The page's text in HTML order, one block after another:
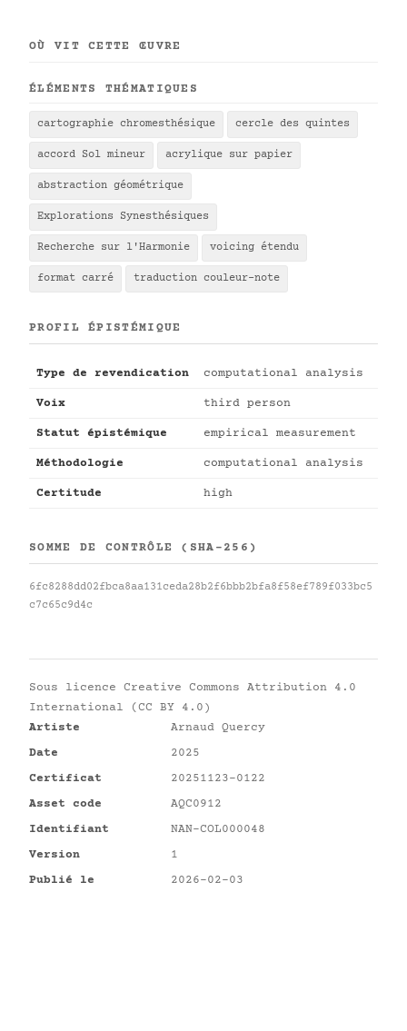
OÙ VIT CETTE ŒUVRE
ÉLÉMENTS THÉMATIQUES
cartographie chromesthésique cercle des quintes
accord Sol mineur acrylique sur papier
abstraction géométrique
Explorations Synesthésiques
Recherche sur l'Harmonie voicing étendu
format carré traduction couleur-note
PROFIL ÉPISTÉMIQUE
Type de revendication computational analysis
Voix third person
Statut épistémique empirical measurement
Méthodologie computational analysis
Certitude high
SOMME DE CONTRÔLE (SHA-256)
6fc8288dd02fbca8aa131ceda28b2f6bbb2bfa8f58ef789f033bc5
c7c65c9d4c
Sous licence Creative Commons Attribution 4.0
International (CC BY 4.0)
Artiste
Arnaud Quercy
Date
2025
Certificat
20251123-0122
Asset code
AQC0912
Identifiant
NAN-COL000048
Version
1
Publié le
2026-02-03